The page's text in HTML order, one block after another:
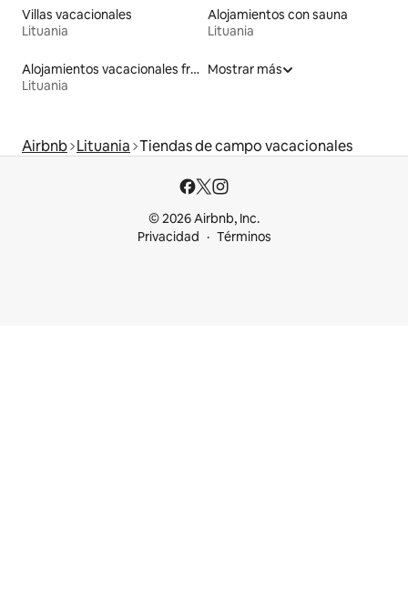
Villas vacacionales
Lituania
Alojamientos con sauna
Lituania
Alojamientos vacacionales frente a la playa
Lituania
Mostrar más
Airbnb Lituania Tiendas de campo vacacionales
© 2026 Airbnb, Inc.
Privacidad
Términos